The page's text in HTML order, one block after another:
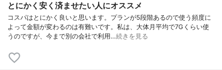
とにかく安く済ませたい人にオススメ
コスパはとにかく良いと思います。プランが5段階あるので使う頻度に
よって金額が変わるのは有難いです。私は、大体月平均で7Gくらい使
うのですが、今まで別の会社で利用…続きを見る